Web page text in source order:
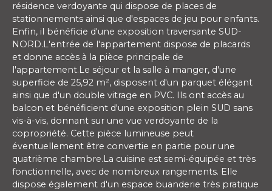
résidence verdoyante qui dispose de places de
stationnements ainsi que d'espaces de jeu pour enfants.
Enfin, il bénéficie d'une exposition traversante SUD-
NORD.L'entrée de l'appartement dispose de placards
et donne accès à la pièce principale de
l'appartement.Le séjour et la salle à manger, d'une
superficie de 25,92 m², disposent d'un parquet élégant
ainsi que d'un double vitrage en PVC. Ils ont accès au
balcon et bénéficient d'une exposition plein SUD sans
vis-à-vis, donnant sur une vue verdoyante de la
copropriété. Cette pièce lumineuse peut
éventuellement être convertie en partie pour une
quatrième chambre.La cuisine est semi-équipée et très
fonctionnelle, avec de nombreux rangements. Elle
dispose également d'un espace buanderie très pratique